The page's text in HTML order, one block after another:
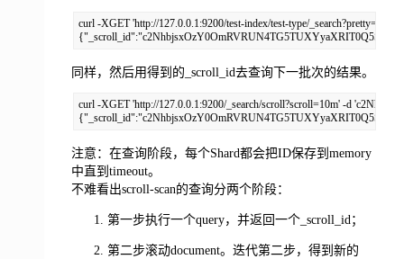
curl -XGET 'http://127.0.0.1:9200/test-index/test-type/
同样，然后用得到的_scroll_id去查询下一批次的结果。
curl -XGET 'http://127.0.0.1:9200/_search/scroll?scroll=10m' -d
注意：在查询阶段，每个Shard都会把ID保存到memory
中直到timeout。
不难看出scroll-scan的查询分两个阶段：
第一步执行一个query，并返回一个_scroll_id；
第二步滚动document。迭代第二步，得到新的